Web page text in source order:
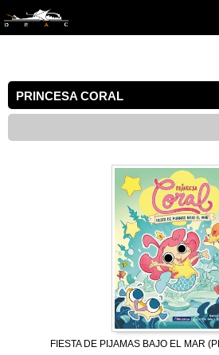
PRINCESA CORAL
FIESTA DE PIJAMAS BAJO EL MAR